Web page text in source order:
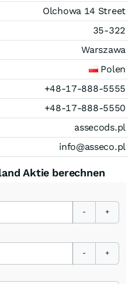
Olchowa 14 Street
35-322
Warszawa
Polen
+48-17-888-5555
+48-17-888-5550
assecods.pl
info@asseco.pl
Aktie berechnen
- +
- +